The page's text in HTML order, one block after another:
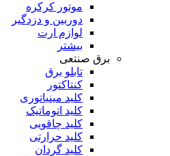
موتور کرکره
دوربین و دزدگیر
لوازم ارت
بیشتر
برق صنتعی
تابلو برق
کنتاکتور
کلید مینیاتوری
کلید اتوماتیک
کلید چاقویی
کلید حرارتی
کلید گردان